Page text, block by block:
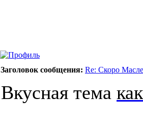
Заголовок сообщения: Re: Скоро
Вкусная тема